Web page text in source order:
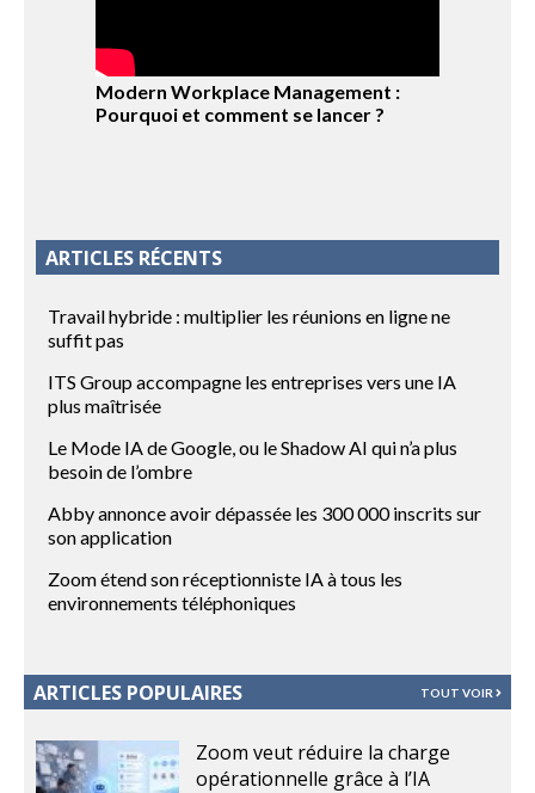
Modern Workplace Management :
Pourquoi et comment se lancer ?
ARTICLES RÉCENTS
Travail hybride : multiplier les réunions en ligne ne
suffit pas
ITS Group accompagne les entreprises vers une IA
plus maîtrisée
Le Mode IA de Google, ou le Shadow AI qui n’a plus
besoin de l’ombre
Abby annonce avoir dépassée les 300 000 inscrits sur
son application
Zoom étend son réceptionniste IA à tous les
environnements téléphoniques
ARTICLES POPULAIRES TOUT VOIR
Zoom veut réduire la charge
opérationnelle grâce à l’IA